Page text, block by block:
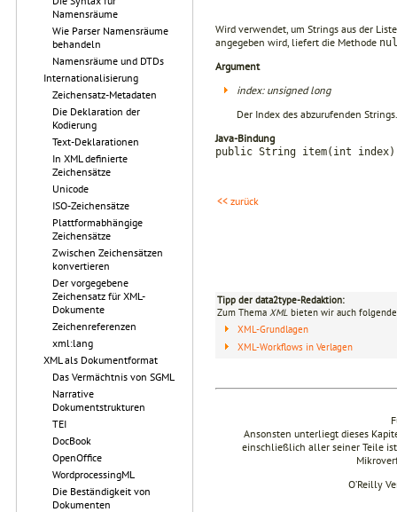
Namensräume
Wie Parser Namensräume
behandeln
Namensräume und DTDs
Internationalisierung
Zeichensatz-Metadaten
Die Deklaration der
Kodierung
Text-Deklarationen
In XML definierte
Zeichensätze
Unicode
ISO-Zeichensätze
Plattformabhängige
Zeichensätze
Zwischen Zeichensätzen
konvertieren
Der vorgegebene
Zeichensatz für XML-
Dokumente
Zeichenreferenzen
xml:lang
XML als Dokumentformat
Das Vermächtnis von SGML
Narrative
Dokumentstrukturen
TEI
DocBook
OpenOffice
WordprocessingML
Die Beständigkeit von
Dokumenten
Wird verwendet, um Strings aus der
angegeben wird, liefert die Methode
Argument
index: unsigned long
Der Index des abzurufenden Strings.
Java-Bindung
public String item(int
<< zurück
Tipp der data2type-Redaktion:
Zum Thema XML bieten wir auch
XML-Grundlagen
XML-Workflows in Verlagen
Ansonsten unterliegt dieses
einschließlich aller seiner Teile
O’Reilly